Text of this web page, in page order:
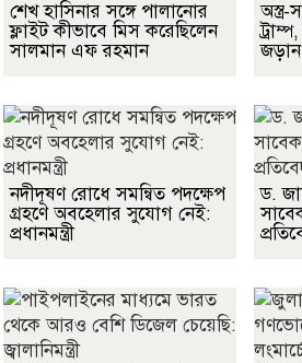
শেখ হাসিনার সঙ্গে পালানোর
ফ্লাইট কীভাবে মিস করেছিলেন
সালমান এফ রহমান
জড়ান
নদীদূষণ রোধে সমন্বিত পদক্ষেপ
গ্রহণে অবহেলার সুযোগ নেই:
প্রধানমন্ত্রী
ড.